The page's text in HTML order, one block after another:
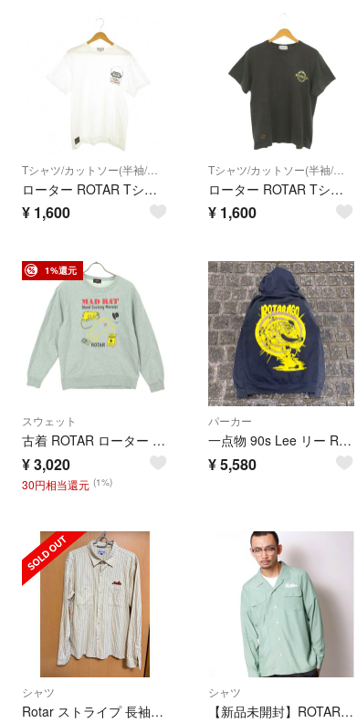
Tシャツ/カットソー(半袖/袖なし)
ローター ROTAR Tシャツ M 白 ホワイト 半袖 プリント柄 クルーネック
¥ 1,600
Tシャツ/カットソー(半袖/袖なし)
ローター ROTAR Tシャツ M グレー 半袖 クルーネック ロゴプリント
¥ 1,600
1%還元
スウェット
古着 ROTAR ローター フロントプリント 長袖 スウェット トレーナー M グレー メンズ
¥3,020
30円相当還元 (1%)
パーカー
一点物 90s Lee リー ROTAR ローター リメイク パーカー
¥5,580
シャツ
Rotar ストライプ 長袖シャツ アイボリー
シャツ
【新品未開封】ROTAR シャツ Open Coller Shirt